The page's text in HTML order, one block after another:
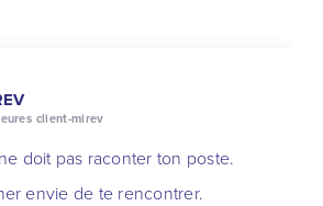
client-mirev
doit pas raconter ton poste.
envie de te rencontrer.